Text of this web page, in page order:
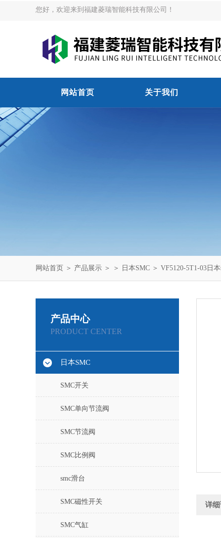
您好，欢迎来到福建菱瑞智能科技有限公司！
网站首页 关于我们
网站首页 ＞ 产品展示 ＞ ＞ 日本SMC ＞ VF5120-5T1-03日
产品中心
PRODUCT CENTER
日本SMC
SMC开关
SMC单向节流阀
SMC节流阀
SMC比例阀
smc滑台
SMC磁性开关
SMC气缸
详细